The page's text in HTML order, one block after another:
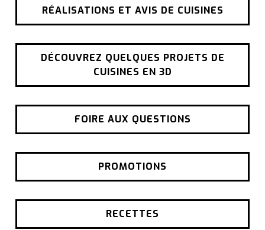
RÉALISATIONS ET AVIS DE CUISINES
DÉCOUVREZ QUELQUES PROJETS DE
CUISINES EN 3D
FOIRE AUX QUESTIONS
PROMOTIONS
RECETTES